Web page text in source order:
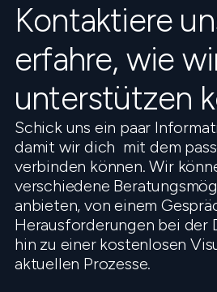
Kontaktiere
erfahre, wie
unterstützen
Schick uns ein paar
damit wir dich mit dem
verbinden können. Wir
verschiedene
anbieten, von einem
Herausforderungen bei der
hin zu einer kostenlosen
aktuellen Prozesse.